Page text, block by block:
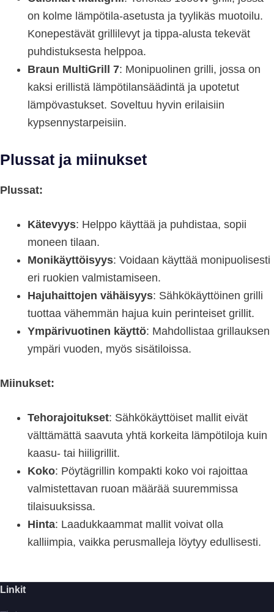
on kolme lämpötila-asetusta ja tyylikäs muotoilu.
Konepestävät grillilevyt ja tippa-alusta tekevät
puhdistuksesta helppoa.
Braun MultiGrill 7: Monipuolinen grilli, jossa on
kaksi erillistä lämpötilansäädintä ja upotetut
lämpövastukset. Soveltuu hyvin erilaisiin
kypsennystarpeisiin.
Plussat ja miinukset
Plussat:
Kätevyys: Helppo käyttää ja puhdistaa, sopii
moneen tilaan.
Monikäyttöisyys: Voidaan käyttää monipuolisesti
eri ruokien valmistamiseen.
Hajuhaittojen vähäisyys: Sähkökäyttöinen grilli
tuottaa vähemmän hajua kuin perinteiset grillit.
Ympärivuotinen käyttö: Mahdollistaa grillauksen
ympäri vuoden, myös sisätiloissa.
Miinukset:
Tehorajoitukset: Sähkökäyttöiset mallit eivät
välttämättä saavuta yhtä korkeita lämpötiloja kuin
kaasu- tai hiiligrillit.
Koko: Pöytägrillin kompakti koko voi rajoittaa
valmistettavan ruoan määrää suuremmissa
tilaisuuksissa.
Hinta: Laadukkaammat mallit voivat olla
kalliimpia, vaikka perusmalleja löytyy edullisesti.
Linkit